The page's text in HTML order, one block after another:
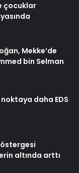
çocuklar
Mekke’de
bin Selman
daha EDS
altında arttı